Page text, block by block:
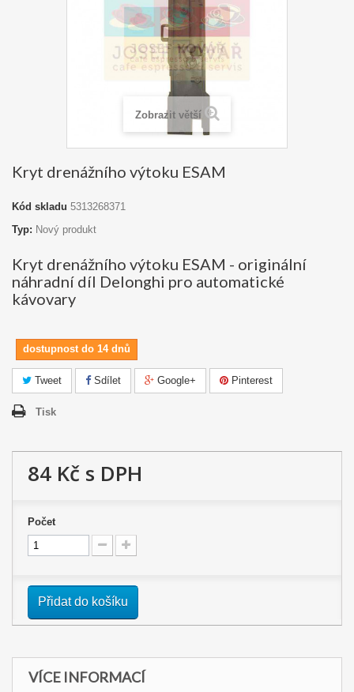
Zobrazit větší
Kryt drenážního výtoku ESAM
Kód skladu 5313268371
Typ: Nový produkt
Kryt drenážního výtoku ESAM - originální
náhradní díl Delonghi pro automatické
kávovary
dostupnost do 14 dnů
Tweet Sdílet Google+ Pinterest
Tisk
84 Kč s DPH
Počet
Přidat do košíku
VÍCE INFORMACÍ